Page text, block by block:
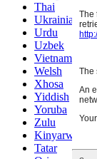
Thai
Ukrainian
Urdu
Uzbek
Vietnamese
Welsh
Xhosa
Yiddish
Yoruba
Zulu
Kinyarwanda
Tatar